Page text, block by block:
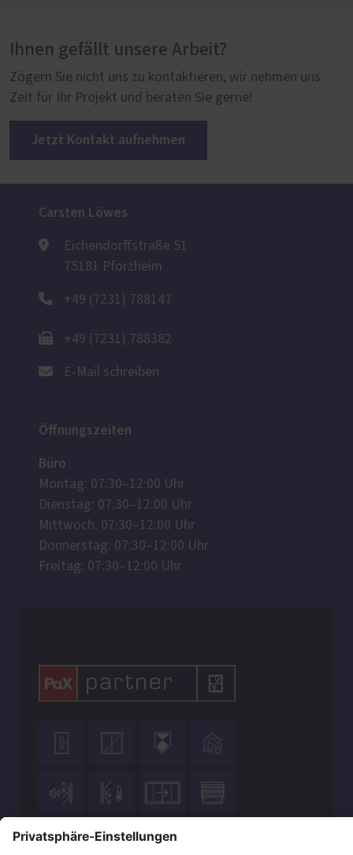
Ihnen gefällt unsere Arbeit?
Zögern Sie nicht uns zu kontaktieren, wir nehmen uns
Zeit für Ihr Projekt und beraten Sie gerne!
Jetzt Kontakt aufnehmen
Carsten Löwes
Eichendorffstraße 51
75181 Pforzheim
+49 (7231) 788147
+49 (7231) 788382
E-Mail schreiben
Öffnungszeiten
Büro
Montag: 07:30–12:00 Uhr
Dienstag: 07:30–12:00 Uhr
Mittwoch: 07:30–12:00 Uhr
Donnerstag: 07:30–12:00 Uhr
Freitag: 07:30–12:00 Uhr
  
   
 